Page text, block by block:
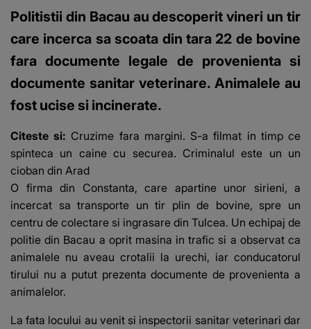
Politistii din Bacau au descoperit vineri un tir
care incerca sa scoata din tara 22 de bovine
fara documente legale de provenienta si
documente sanitar veterinare. Animalele au
fost ucise si incinerate.
Citeste si: Cruzime fara margini. S-a filmat in timp ce
spinteca un caine cu securea. Criminalul este un un
cioban din Arad
O firma din Constanta, care apartine unor sirieni, a
incercat sa transporte un tir plin de bovine, spre un
centru de colectare si ingrasare din Tulcea. Un echipaj de
politie din Bacau a oprit masina in trafic si a observat ca
animalele nu aveau crotalii la urechi, iar conducatorul
tirului nu a putut prezenta documente de provenienta a
animalelor.
La fata locului au venit si inspectorii sanitar veterinari dar